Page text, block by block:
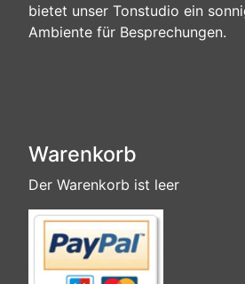
bietet unser Tonstudio ein
Ambiente für Besprechungen.
Warenkorb
Der Warenkorb ist leer